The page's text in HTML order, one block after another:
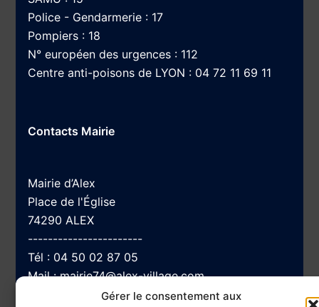
Gérer le consentement aux
Police - Gendarmerie : 17
Pompiers : 18
N° européen des urgences : 112
Centre anti-poisons de LYON : 04 72 11 69 11
Contacts Mairie
Mairie d’Alex
Place de l'Église
74290 ALEX
-----------------------
Tél : 04 50 02 87 05
Mail :mairie74@alex-village.com